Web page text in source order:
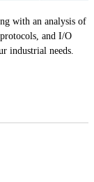
with an analysis of
and I/O
industrial needs.